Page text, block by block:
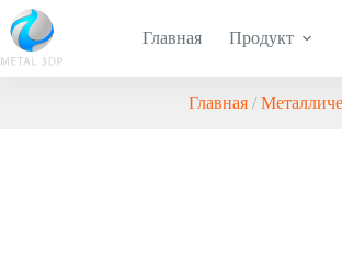
Главная Продукт
Главная /